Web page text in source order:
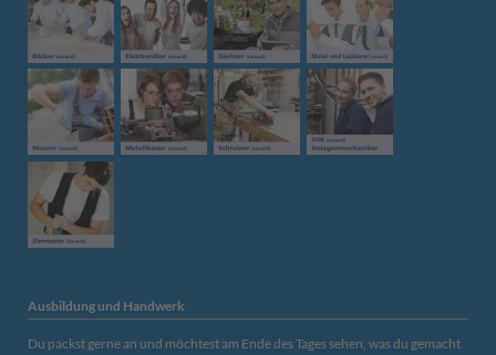
Ausbildung und Handwerk
Du packst gerne an und möchtest am Ende des Tages sehen, was du gemacht